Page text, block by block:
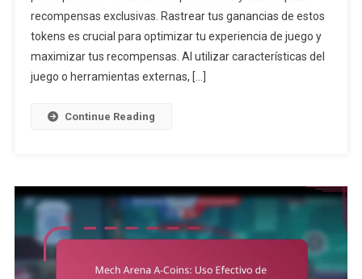
Mech
Arena:
Seguimiento
recompensas exclusivas. Rastrear tus ganancias de estos
tokens es crucial para optimizar tu experiencia de juego y
maximizar tus recompensas. Al utilizar características del
juego o herramientas externas, […]
Continue Reading